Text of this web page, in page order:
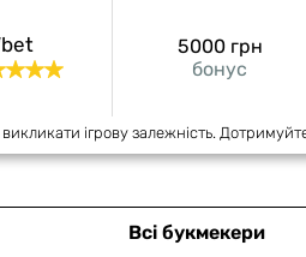
бонус
5000 грн
ігрову залежність.
Всі букмекери